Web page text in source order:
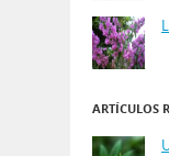
ARTÍCULOS